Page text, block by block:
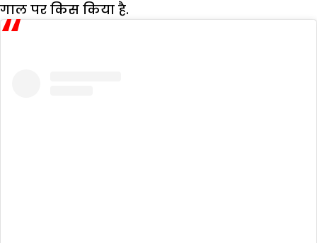
गाल पर किस किया है.